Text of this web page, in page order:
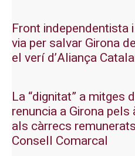
Front independentista
via per salvar Girona
el verí d’Aliança
La “dignitat” a mitges
renuncia a Girona
als càrrecs
Consell Comarcal